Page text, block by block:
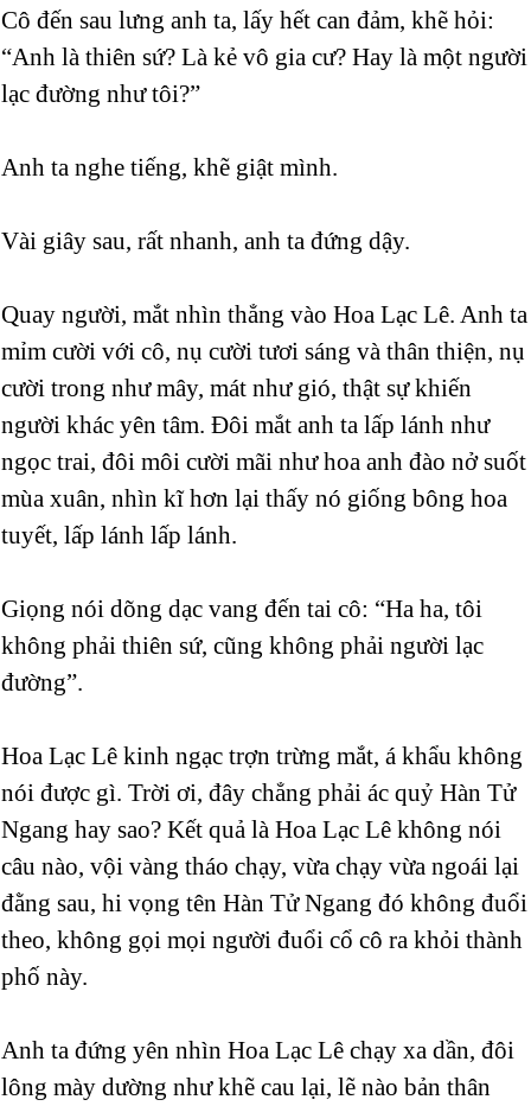
Cô đến sau lưng anh ta, lấy hết can đảm, khẽ hỏi:
“Anh là thiên sứ? Là kẻ vô gia cư? Hay là một người
lạc đường như tôi?”
Anh ta nghe tiếng, khẽ giật mình.
Vài giây sau, rất nhanh, anh ta đứng dậy.
Quay người, mắt nhìn thẳng vào Hoa Lạc Lê. Anh ta
mỉm cười với cô, nụ cười tươi sáng và thân thiện, nụ
cười trong như mây, mát như gió, thật sự khiến
người khác yên tâm. Đôi mắt anh ta lấp lánh như
ngọc trai, đôi môi cười mãi như hoa anh đào nở suốt
mùa xuân, nhìn kĩ hơn lại thấy nó giống bông hoa
tuyết, lấp lánh lấp lánh.
Giọng nói dõng dạc vang đến tai cô: “Ha ha, tôi
không phải thiên sứ, cũng không phải người lạc
đường”.
Hoa Lạc Lê kinh ngạc trợn trừng mắt, á khẩu không
nói được gì. Trời ơi, đây chẳng phải ác quỷ Hàn Tử
Ngang hay sao? Kết quả là Hoa Lạc Lê không nói
câu nào, vội vàng tháo chạy, vừa chạy vừa ngoái lại
đằng sau, hi vọng tên Hàn Tử Ngang đó không đuổi
theo, không gọi mọi người đuổi cổ cô ra khỏi thành
phố này.
Anh ta đứng yên nhìn Hoa Lạc Lê chạy xa dần, đôi
lông mày dường như khẽ cau lại, lẽ nào bản thân